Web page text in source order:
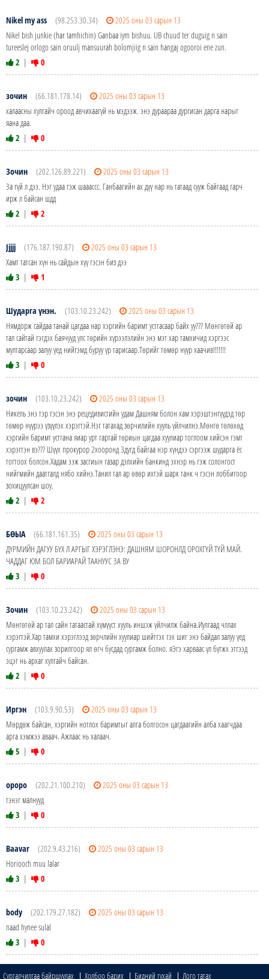
Nikel my ass (98.253.30.34)
2025 оны 03 сарын 13
Nikel bish junkie (har tamhichin) Ganbaa iym bishuu. UB chuud ter duguig n sain
tureeslej orlogo sain oruulj mansuurah bolomjiig n sain hangaj ogooroi ene zun.
2 | 0
зочин (66.181.178.14)
2025 оны 03 сарын 13
халаасны хулгайч ороод авчихаагүй нь мэдээж. энэ дураараа дургисан дарга нарыг
яана даа.
2 | 0
Зочин (202.126.89.221)
2025 оны 03 сарын 13
За гүй л дээ. Нэг удаа гэж шааассс. Ганбаагийн ах дүү нар нь татаад сууж байгаад гарч
ирж л байсан шдд
2 | 2
Jjjjj (176.187.190.87)
2025 оны 03 сарын 13
Хамт татсан хүн нь сайдын хүү гэсэн биз дээ
3 | 1
Шударга үнэн. (103.10.23.242)
2025 оны 03 сарын 13
Нямдорж сайдаа танай цагдаа нар хэргийн баримт устгасаар байх уу??? Мѳнгѳтѳй ар
тал сайтай гэгдэх баячууд улс тѳрийн хүрээлэлийн энэ мэт хар тамхичид хэргээс
мултарсаар залуу үед нийгэмд буруу үр тарисаар.Тѳрийг тѳмѳр нүүр хаачив!!!!!!!
3 | 0
зочин (103.10.23.242)
2025 оны 03 сарын 13
Никель энэ тэр гэсэн энэ рецедивистийн удам Дашням болон хам хэрэштэнгүүдэд тѳр
тѳмѳр нүүрээ үзүүлэх хэрэгтэй.Нэг татахад зѳрчилийн хууль үйлчилнэ.Мѳнгѳ тѳлѳхѳд
хэргийн баримт устгана яиар урт гартай тѳриын цагдаа хуулиар тоглоом хийсэн гэмт
хэрэгтэн вэ??? Шүүх прокурор 2хооронд 3дугд байгаа нэр хүндээ сэргээж шударга ёс
тогтоох болсон.Хадам ээж засгиын газар дэлхийн банкинд эхнэр нь гэж солонгост
нийгмийн даатгалд нябо хийнэ.Танил тал ар ѳвѳр ихтэй шарк танк ч гэсэн лоббигоор
зохицуулсан шоу.
2 | 2
БӨЫА (66.181.161.35)
2025 оны 03 сарын 13
ДҮРМИЙН ДАГУУ БҮХ Л АРГЫГ ХЭРЭГЛЭНЭ: ДАШНЯМ ШОРОНЛД ОРОХГҮЙ ТҮЙ МАЙ.
ЧАДДАГ ЮМ БОЛ БАРИАРАЙ ТААНУУС ЗА ВУ
3 | 0
Зочин (103.10.23.242)
2025 оны 03 сарын 13
Мѳнгѳтѳй ар тал сайн татаастай хүмүүст хууль иншэж үйлчилж байна.Иулгаад чллах
хэрэгтэй.Хар тамхи хэрэглээд зѳрчлийн хуулиар шийтгэх гэх шиг энэ байдал залуу үед
сургамж авхуулах зорилгоор ял ѳгч бусдад сургамж болно. яЭгэ харваас үл бүтжх этгээд
эцэг нь архаг хулгайч байсан.
2 | 0
Иргэн (103.9.90.53)
2025 оны 03 сарын 13
Мөрдөж байсан, хэргийн нотлох баримтыг алга болгосон цагдаагийн алба хаагчдаа
арга хэмжээ аваач. Ажлаас нь халаач.
5 | 0
ороро (202.21.100.210)
2025 оны 03 сарын 13
тэнэг малнууд
3 | 0
Baavar (202.9.43.216)
2025 оны 03 сарын 13
Horiooch muu lalar
3 | 0
body (202.179.27.182)
2025 оны 03 сарын 13
naad hynee sulal
3 | 0
Сурталчилгаа байршуулах Холбоо барих Бидний тухай Лого татах